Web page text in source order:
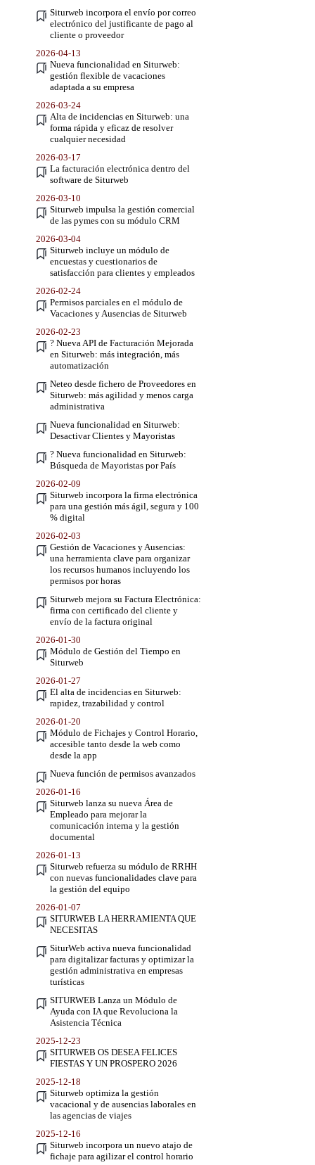
Siturweb incorpora el envío por correo
electrónico del justificante de pago al
cliente o proveedor
2026-04-13
Nueva funcionalidad en Siturweb:
gestión flexible de vacaciones
adaptada a su empresa
2026-03-24
Alta de incidencias en Siturweb: una
forma rápida y eficaz de resolver
cualquier necesidad
2026-03-17
La facturación electrónica dentro del
software de Siturweb
2026-03-10
Siturweb impulsa la gestión comercial
de las pymes con su módulo CRM
2026-03-04
Siturweb incluye un módulo de
encuestas y cuestionarios de
satisfacción para clientes y empleados
2026-02-24
Permisos parciales en el módulo de
Vacaciones y Ausencias de Siturweb
2026-02-23
? Nueva API de Facturación Mejorada
en Siturweb: más integración, más
automatización
Neteo desde fichero de Proveedores en
Siturweb: más agilidad y menos carga
administrativa
Nueva funcionalidad en Siturweb:
Desactivar Clientes y Mayoristas
? Nueva funcionalidad en Siturweb:
Búsqueda de Mayoristas por País
2026-02-09
Siturweb incorpora la firma electrónica
para una gestión más ágil, segura y 100
% digital
2026-02-03
Gestión de Vacaciones y Ausencias:
una herramienta clave para organizar
los recursos humanos incluyendo los
permisos por horas
Siturweb mejora su Factura Electrónica:
firma con certificado del cliente y
envío de la factura original
2026-01-30
Módulo de Gestión del Tiempo en
Siturweb
2026-01-27
El alta de incidencias en Siturweb:
rapidez, trazabilidad y control
2026-01-20
Módulo de Fichajes y Control Horario,
accesible tanto desde la web como
desde la app
Nueva función de permisos avanzados
2026-01-16
Siturweb lanza su nueva Área de
Empleado para mejorar la
comunicación interna y la gestión
documental
2026-01-13
Siturweb refuerza su módulo de RRHH
con nuevas funcionalidades clave para
la gestión del equipo
2026-01-07
SITURWEB LA HERRAMIENTA QUE
NECESITAS
SiturWeb activa nueva funcionalidad
para digitalizar facturas y optimizar la
gestión administrativa en empresas
turísticas
SITURWEB Lanza un Módulo de
Ayuda con IA que Revoluciona la
Asistencia Técnica
2025-12-23
SITURWEB OS DESEA FELICES
FIESTAS Y UN PROSPERO 2026
2025-12-18
Siturweb optimiza la gestión
vacacional y de ausencias laborales en
las agencias de viajes
2025-12-16
Siturweb incorpora un nuevo atajo de
fichaje para agilizar el control horario